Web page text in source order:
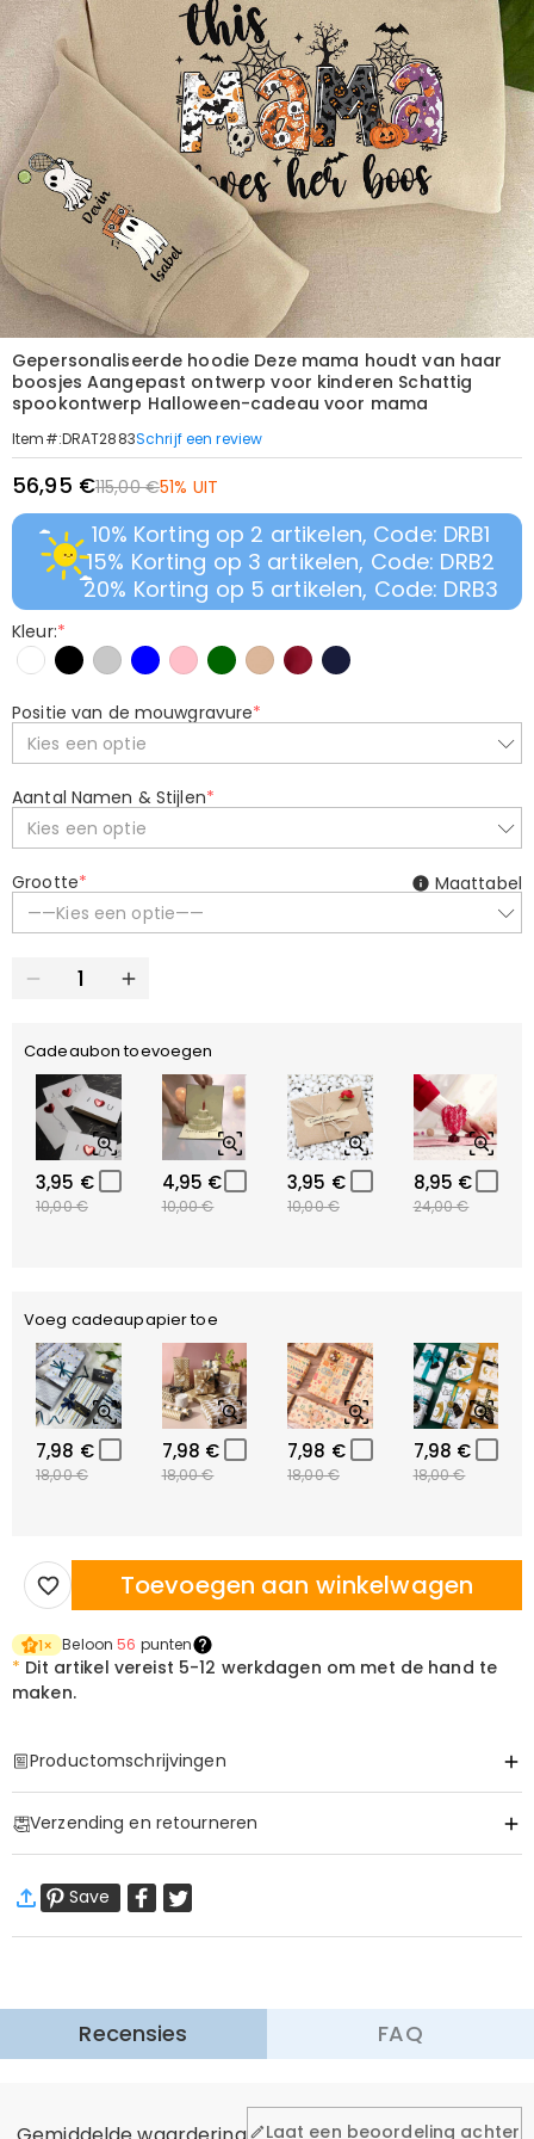
Gepersonaliseerde hoodie Deze mama houdt van haar
boosjes Aangepast ontwerp voor kinderen Schattig
spookontwerp Halloween-cadeau voor mama
Item#:DRAT2883Schrijf een review
56,95 €115,00 €51% UIT
10% Korting op 2 artikelen, Code: DRB1
15% Korting op 3 artikelen, Code: DRB2
20% Korting op 5 artikelen, Code: DRB3
Kleur:*
Positie van de mouwgravure*
Kies een optie
Aantal Namen & Stijlen*
Kies een optie
Grootte*
——Kies een optie——
Maattabel
Cadeaubon toevoegen
3,95 €
10,00 €
4,95 €
10,00 €
3,95 €
10,00 €
8,95 €
24,00 €
Voeg cadeaupapier toe
7,98 €
18,00 €
7,98 €
18,00 €
7,98 €
18,00 €
7,98 €
18,00 €
Toevoegen aan winkelwagen
1× Beloon56 punten
* Dit artikel vereist 5-12 werkdagen om met de hand te
maken.
Productomschrijvingen
Basis Informatie
Toepasselijk seizoen:Lente, Herfst, Winter
Stoffen:Polyester, Cotton
Versie:Konventionell
Verzending en retourneren
Wij willen dat u zich comfortabel en zeker voelt tijdens het
Save
Recensies FAQ
Laat een beoordeling achter
Algemeen